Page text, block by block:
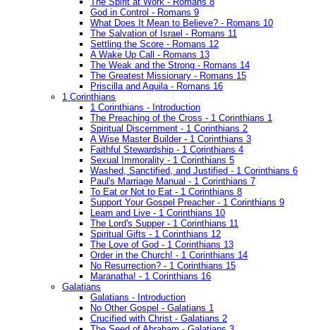
God in Control - Romans 9
What Does It Mean to Believe? - Romans 10
The Salvation of Israel - Romans 11
Settling the Score - Romans 12
A Wake Up Call - Romans 13
The Weak and the Strong - Romans 14
The Greatest Missionary - Romans 15
Priscilla and Aquila - Romans 16
1 Corinthians
1 Corinthians - Introduction
The Preaching of the Cross - 1 Corinthians 1
Spiritual Discernment - 1 Corinthians 2
A Wise Master Builder - 1 Corinthians 3
Faithful Stewardship - 1 Corinthians 4
Sexual Immorality - 1 Corinthians 5
Washed, Sanctified, and Justified - 1 Corinthians 6
Paul's Marriage Manual - 1 Corinthians 7
To Eat or Not to Eat - 1 Corinthians 8
Support Your Gospel Preacher - 1 Corinthians 9
Learn and Live - 1 Corinthians 10
The Lord's Supper - 1 Corinthians 11
Spiritual Gifts - 1 Corinthians 12
The Love of God - 1 Corinthians 13
Order in the Church! - 1 Corinthians 14
No Resurrection? - 1 Corinthians 15
Maranatha! - 1 Corinthians 16
Galatians
Galatians - Introduction
No Other Gospel - Galatians 1
Crucified with Christ - Galatians 2